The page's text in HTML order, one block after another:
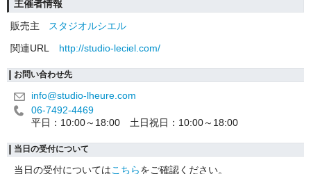
主催者情報
販売主
スタジオルシエル
関連URL
http://studio-leciel.com/
お問い合わせ先
info@studio-lheure.com
06-7492-4469
平日：10:00～18:00 土日祝日：10:00～18:00
当日の受付について
当日の受付についてはこちらをご確認ください。